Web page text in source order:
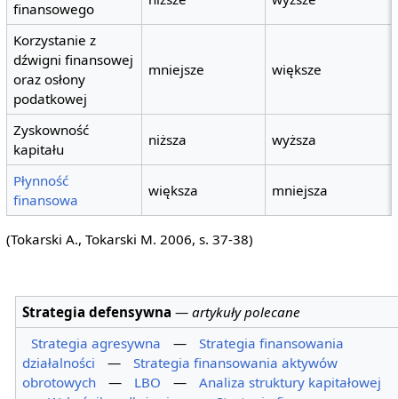
finansowego
Korzystanie z
dźwigni finansowej
oraz osłony
podatkowej
mniejsze większe
Zyskowność
kapitału
niższa wyższa
Płynność
finansowa
większa mniejsza
(Tokarski A., Tokarski M. 2006, s. 37-38)
Strategia defensywna —artykuły polecane
Strategia agresywna
—
Strategia finansowania
działalności
—
Strategia finansowania aktywów
obrotowych
— LBO —
Analiza struktury kapitałowej